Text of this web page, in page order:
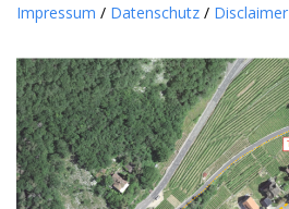
Impressum / Datenschutz / Disclaimer